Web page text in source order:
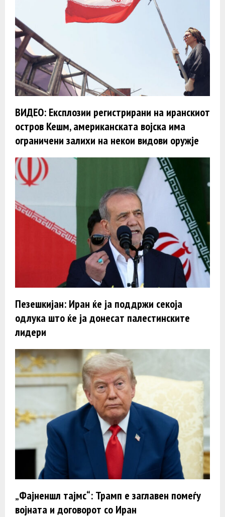
ВИДЕО: Експлозии регистрирани на иранскиот
остров Кешм, американската војска има
ограничени залихи на некои видови оружје
Пезешкијан: Иран ќе ја поддржи секоја
одлука што ќе ја донесат палестинските
лидери
„Фајненшл тајмс“: Трамп e заглавен помеѓу
војната и договорот со Иран